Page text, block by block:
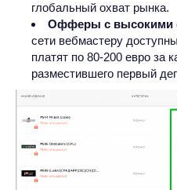
глобальный охват рынка.
Офферы с высокими
сети вебмастеру
платят по 80-200 евро за
разместившего первый